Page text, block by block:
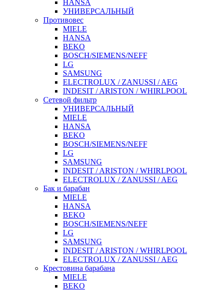
HANSA
УНИВЕРСАЛЬНЫЙ
Противовес
MIELE
HANSA
BEKO
BOSCH/SIEMENS/NEFF
LG
SAMSUNG
ELECTROLUX / ZANUSSI / AEG
INDESIT / ARISTON / WHIRLPOOL
Сетевой фильтр
УНИВЕРСАЛЬНЫЙ
MIELE
HANSA
BEKO
BOSCH/SIEMENS/NEFF
LG
SAMSUNG
INDESIT / ARISTON / WHIRLPOOL
ELECTROLUX / ZANUSSI / AEG
Бак и барабан
MIELE
HANSA
BEKO
BOSCH/SIEMENS/NEFF
LG
SAMSUNG
INDESIT / ARISTON / WHIRLPOOL
ELECTROLUX / ZANUSSI / AEG
Крестовина барабана
MIELE
BEKO